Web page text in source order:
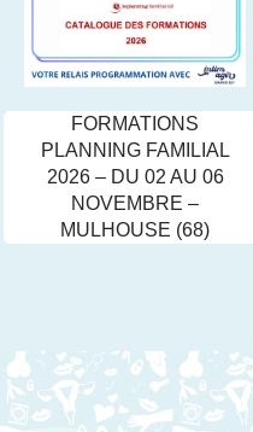
FORMATIONS
PLANNING FAMILIAL
2026 – DU 02 AU 06
NOVEMBRE –
MULHOUSE (68)